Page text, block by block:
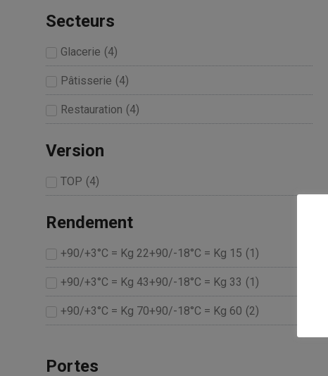
Secteurs
Glacerie (4)
Pâtisserie (4)
Restauration (4)
Version
TOP (4)
Rendement
+90/+3°C = Kg 22+90/-18°C = Kg 15 (1)
+90/+3°C = Kg 43+90/-18°C = Kg 33 (1)
+90/+3°C = Kg 70+90/-18°C = Kg 60 (2)
Portes